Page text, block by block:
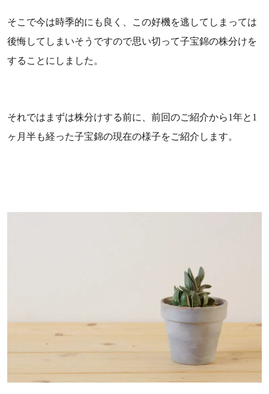
そこで今は時季的にも良く、この好機を逃してしまっては
後悔してしまいそうですので思い切って子宝錦の株分けを
することにしました。
それではまずは株分けする前に、前回のご紹介から1年と1
ヶ月半も経った子宝錦の現在の様子をご紹介します。